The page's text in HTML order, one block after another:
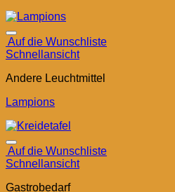
Auf die Wunschliste
Schnellansicht
Andere Leuchtmittel
Lampions
Auf die Wunschliste
Schnellansicht
Gastrobedarf